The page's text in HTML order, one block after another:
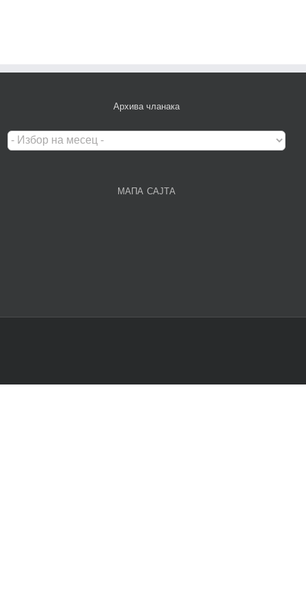
Архива чланака
Архива
чланака
МАПА САЈТА